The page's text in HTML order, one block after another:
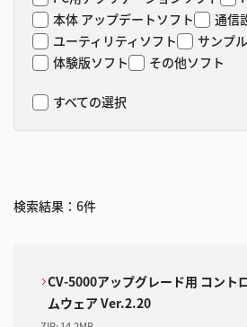
本体 アップデートソフト
通信
ユーティリティソフト
サンプ
体験版ソフト
その他ソフト
すべての選択
検索結果： 6件
CV-5000アップグレード用 コント
ムウェア Ver.2.20